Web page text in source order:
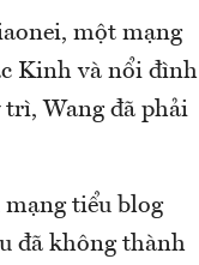
một mạng
Kinh và nổi đình
trì, Wang đã phải
mạng tiểu blog
đã không thành